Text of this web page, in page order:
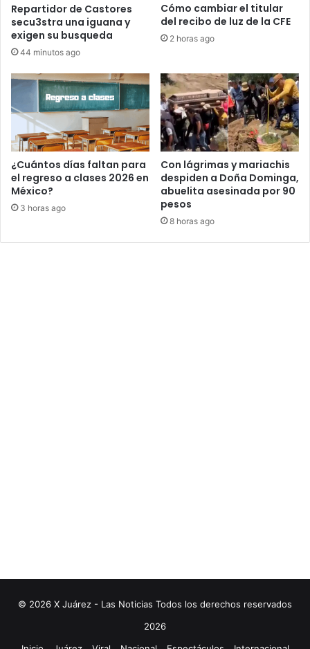
Repartidor de Castores
secu3stra una iguana y
exigen su busqueda
44 minutos ago
Cómo cambiar el titular
del recibo de luz de la CFE
2 horas ago
¿Cuántos días faltan para
el regreso a clases 2026 en
México?
3 horas ago
Con lágrimas y mariachis
despiden a Doña Dominga,
abuelita asesinada por 90
pesos
8 horas ago
© 2026 X Juárez - Las Noticias Todos los derechos reservados
2026